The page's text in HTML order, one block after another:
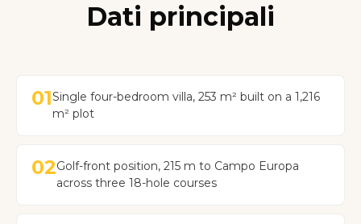
Dati principali
01Single four-bedroom villa, 253 m² built on a 1,216
m² plot
02Golf-front position, 215 m to Campo Europa
across three 18-hole courses